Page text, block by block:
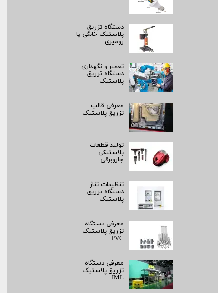
دستگاه تزریق
پلاستیک خانگی یا
رومیزی
تعمیر و نگهداری
دستگاه تزریق
پلاستیک
معرفی قالب
تزریق پلاستیک
تولید قطعات
پلاستیکی
جاروبرقی
تنظیمات تناژ
دستگاه تزریق
پلاستیک
معرفی دستگاه
تزریق پلاستیک
PVC
معرفی دستگاه
تزریق پلاستیک
IML